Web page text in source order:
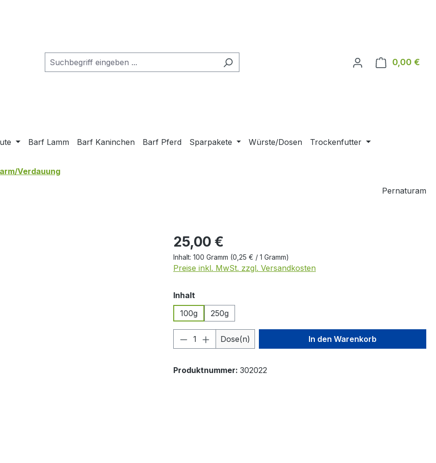
0,00 €
Barf Lamm Barf Kaninchen Barf Pferd Sparpakete Würste/Dosen Trockenfutter
Verdauung
Pernaturam
Regulärer Preis:
25,00 €
Inhalt: 100 Gramm (0,25 € / 1 Gramm)
Preise inkl. MwSt. zzgl. Versandkosten
Inhalt
100g
250g
Produkt Anzahl: Gib den gewünschten Wert
Dose(n) In den Warenkorb
Produktnummer: 302022